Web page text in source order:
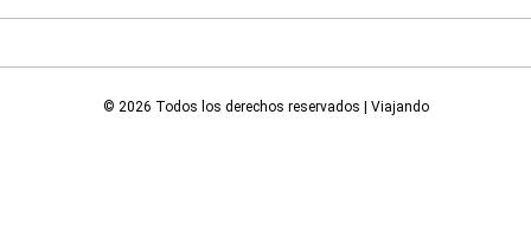
© 2026 Todos los derechos reservados | Viajando